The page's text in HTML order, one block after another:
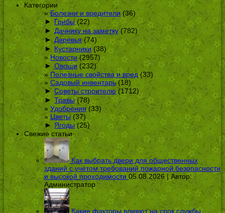
Категории
Болезни и вредители(36)
► Грибы(22)
► Дачнику на заметку(782)
► Деревья(74)
► Кустарники(38)
Новости(2957)
► Овощи (232)
Полезные свойства и вред(33)
Садовый инвентарь(18)
► Советы строителю(1712)
► Травы(78)
Удобрения(33)
Цветы(37)
► Ягоды(25)
Свежие статьи
Как выбрать двери для общественных
зданий с учётом требований пожарной безопасности
и высокой проходимости 05.08.2026 | Автор:
Администратор
Какие факторы влияют на срок службы